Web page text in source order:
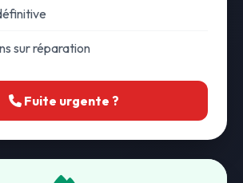
sur réparation
Fuite urgente ?